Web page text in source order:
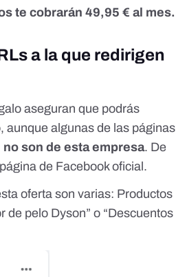
te cobrarán 49,95 € al mes.
a la que redirigen
aseguran que podrás
aunque algunas de las páginas
no son de esta empresa. De
de Facebook oficial .
oferta son varias: Productos
de pelo Dyson” o “Descuentos